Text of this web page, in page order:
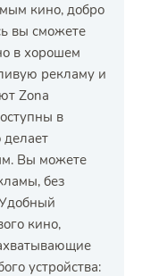
кино, добро
вы сможете
в хорошем
рекламу и
Zona
в
Вы можете
без
кино,
устройства: